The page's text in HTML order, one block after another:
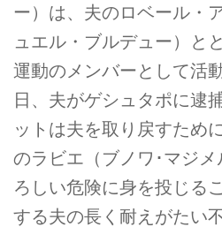
ー）は、夫のロベール・
ュエル・ブルデュー）と
運動のメンバーとして活
日、夫がゲシュタポに逮
ットは夫を取り戻すため
のラビエ（ブノワ･マジ
ろしい危険に身を投じる
する夫の長く耐えがたい